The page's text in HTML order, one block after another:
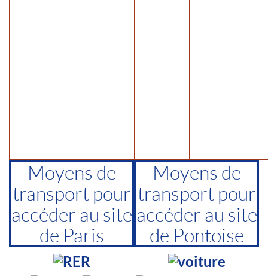
Moyens de
transport pour
accéder au site
de Paris
Moyens de
transport pour
accéder au site
de Pontoise